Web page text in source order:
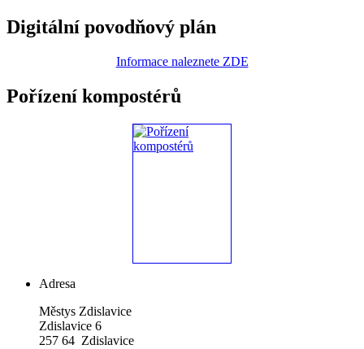
Digitální povodňový plán
Informace naleznete ZDE
Pořízení kompostérů
Adresa
Městys Zdislavice
Zdislavice 6
257 64 Zdislavice